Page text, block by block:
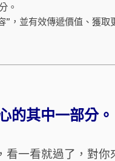
。
”，並有效傳遞價值、獲取
的其中一部分。
看一看就過了，對你